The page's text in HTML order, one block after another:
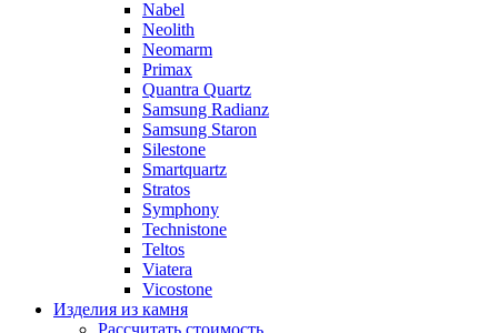
Nabel
Neolith
Neomarm
Primax
Quantra Quartz
Samsung Radianz
Samsung Staron
Silestone
Smartquartz
Stratos
Symphony
Technistone
Teltos
Viatera
Vicostone
Изделия из камня
Рассчитать стоимость